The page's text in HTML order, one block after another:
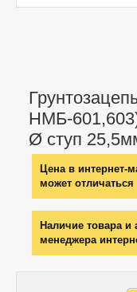
НМБ-
Ø ступ
Цена в интернет-
может отличаться
Наличие товара и
менеджера